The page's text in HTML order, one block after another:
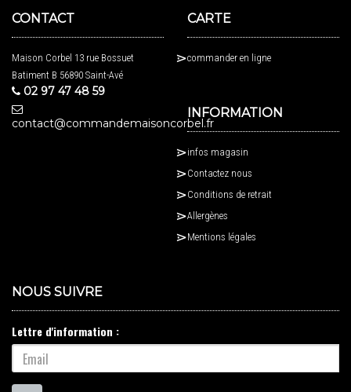
CONTACT
Maison Corbel 13 rue Bossuet
Batiment B 56890 Saint-Avé
02 97 47 48 59
contact@commandemaisoncorbel.fr
CARTE
commander en ligne
INFORMATION
infos magasin
Contactez nous
Conditions de retrait
Allergènes
Mentions légales
NOUS SUIVRE
Lettre d'information :